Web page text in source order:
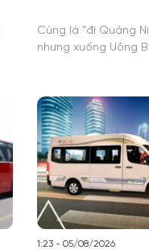
Cùng là “đi Quảng
nhưng xuống Uông
1:23 - 05/08/2026